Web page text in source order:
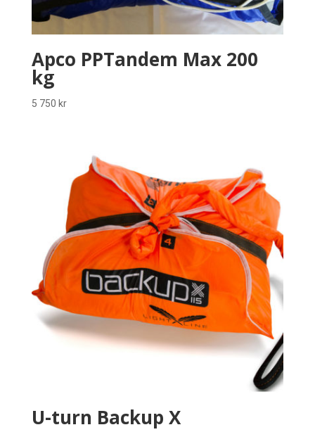
Apco PPTandem Max 200
kg
5 750 kr
U-turn Backup X